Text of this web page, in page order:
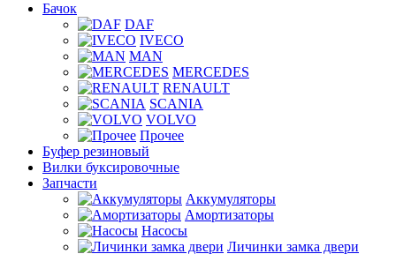
Бачок
DAF
IVECO
MAN
MERCEDES
RENAULT
SCANIA
VOLVO
Прочее
Буфер резиновый
Вилки буксировочные
Запчасти
Аккумуляторы
Амортизаторы
Насосы
Личинки замка двери